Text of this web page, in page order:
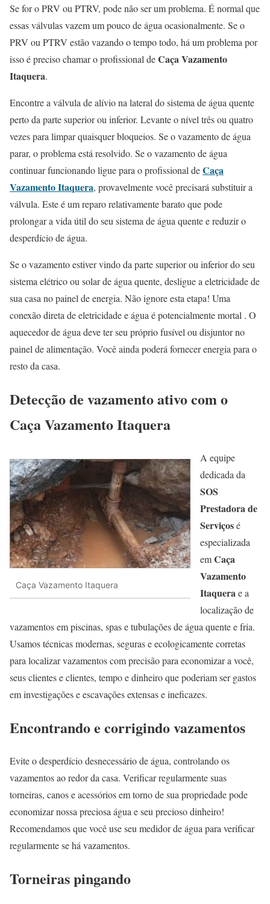
Se for o PRV ou PTRV, pode não ser um problema. É normal que
essas válvulas vazem um pouco de água ocasionalmente. Se o
PRV ou PTRV estão vazando o tempo todo, há um problema por
isso é preciso chamar o profissional deCaça Vazamento
Itaquera.
Encontre a válvula de alívio na lateral do sistema de água quente
perto da parte superior ou inferior. Levante o nível três ou quatro
vezes para limpar quaisquer bloqueios. Se o vazamento de água
parar, o problema está resolvido. Se o vazamento de água
continuar funcionando ligue para o profissional deCaça
Vazamento Itaquera, provavelmente você precisará substituir a
válvula. Este é um reparo relativamente barato que pode
prolongar a vida útil do seu sistema de água quente e reduzir o
desperdício de água.
Se o vazamento estiver vindo da parte superior ou inferior do seu
sistema elétrico ou solar de água quente, desligue a eletricidade de
sua casa no painel de energia. Não ignore esta etapa! Uma
conexão direta de eletricidade e água é potencialmente mortal . O
aquecedor de água deve ter seu próprio fusível ou disjuntor no
painel de alimentação. Você ainda poderá fornecer energia para o
resto da casa.
Detecção de vazamento ativo com o
Caça Vazamento Itaquera
Caça Vazamento Itaquera
A equipe
dedicada da
SOS
Prestadora de
Serviçosé
especializada
emCaça
Vazamento
Itaquerae a
localização de
vazamentos em piscinas, spas e tubulações de água quente e fria.
Usamos técnicas modernas, seguras e ecologicamente corretas
para localizar vazamentos com precisão para economizar a você,
seus clientes e clientes, tempo e dinheiro que poderiam ser gastos
em investigações e escavações extensas e ineficazes.
Encontrando e corrigindo vazamentos
Evite o desperdício desnecessário de água, controlando os
vazamentos ao redor da casa. Verificar regularmente suas
torneiras, canos e acessórios em torno de sua propriedade pode
economizar nossa preciosa água e seu precioso dinheiro!
Recomendamos que você use seu medidor de água para verificar
regularmente se há vazamentos.
Torneiras pingando